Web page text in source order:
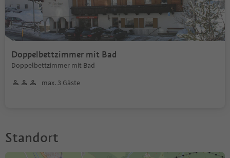
Doppelbettzimmer mit Bad
Doppelbettzimmer mit Bad
max. 3 Gäste
Standort